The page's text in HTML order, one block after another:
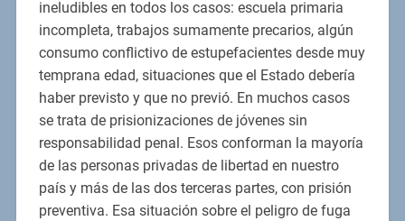
ineludibles en todos los casos: escuela primaria
incompleta, trabajos sumamente precarios, algún
consumo conflictivo de estupefacientes desde muy
temprana edad, situaciones que el Estado debería
haber previsto y que no previó. En muchos casos
se trata de prisionizaciones de jóvenes sin
responsabilidad penal. Esos conforman la mayoría
de las personas privadas de libertad en nuestro
país y más de las dos terceras partes, con prisión
preventiva. Esa situación sobre el peligro de fuga